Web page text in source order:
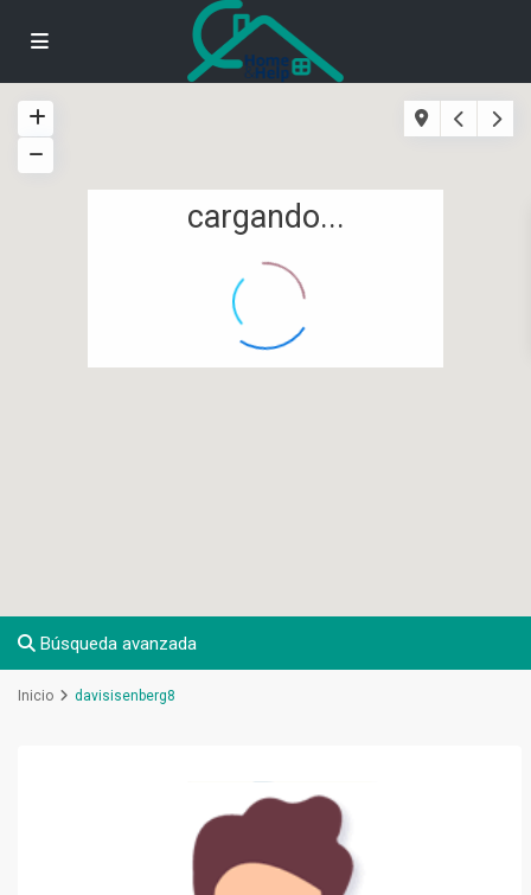
cargando...
Búsqueda avanzada
Inicio davisisenberg8